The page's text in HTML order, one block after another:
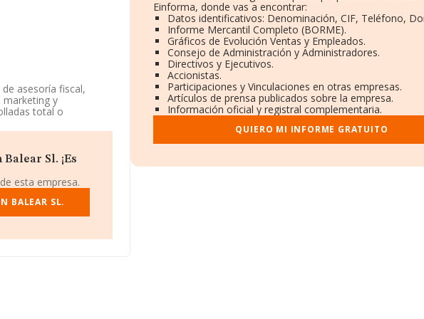
asesoría fiscal,
marketing y
total o
o participaciones en
CNAE
exteriores.
disponible en
la media de sector.
a los niveles de
mejor posicionadas
Sl. ¡Es
esta empresa.
BALEAR SL.
Einforma, donde vas a encontrar:
Datos identificativos: Denominación, CIF, Teléfono,
Informe Mercantil Completo (BORME).
Gráficos de Evolución Ventas y Empleados.
Consejo de Administración y Administradores.
Directivos y Ejecutivos.
Accionistas.
Participaciones y Vinculaciones en otras empresas.
Artículos de prensa publicados sobre la empresa.
Información oficial y registral complementaria.
QUIERO MI INFORME GRATUITO